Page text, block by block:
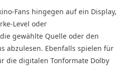
Fans hingegen auf ein Display,
Level oder
gewählte Quelle oder den
abzulesen. Ebenfalls spielen für
die digitalen Tonformate Dolby